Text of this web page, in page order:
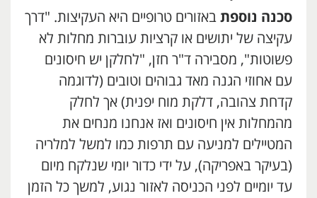
סכנה נוספת באזורים טרופיים היא העקיצות. "דרך
עקיצה של יתושים או קרציות עוברות מחלות לא
פשוטות", מסבירה ד"ר חזן, "לחלקן יש חיסונים
עם אחוזי הגנה מאד גבוהים וטובים (לדוגמה
קדחת צהובה, דלקת מוח יפנית) אך לחלק
מהמחלות אין חיסונים ואז אנחנו מנחים את
המטיילים למניעה עם תרפות כמו למשל למלריה
(בעיקר באפריקה), על ידי כדור יומי שנלקח מיום
עד יומיים לפני הכניסה לאזור נגוע, למשך כל הזמן